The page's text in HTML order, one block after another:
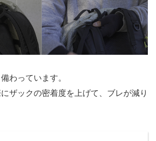
備わっています。
ザックの密着度を上げて、ブレが減り